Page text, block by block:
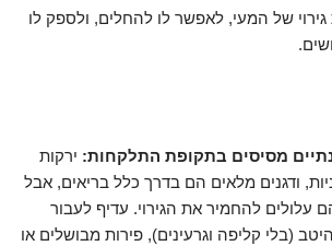
של המעי, לאפשר לו להחלים, ולספק לו
מסיסים בתקופת התלקחות: ירקות
ודגנים מלאים הם בדרך כלל בריאים, אבל
עלולים להחמיר את הגירוי. עדיף לעבור
(בלי קליפה וגרעינים), פירות מבושלים או